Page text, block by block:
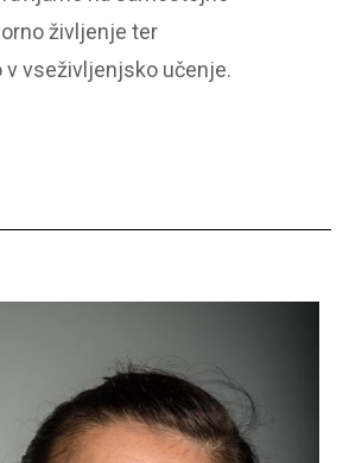
življenje ter
v vseživljenjsko učenje.